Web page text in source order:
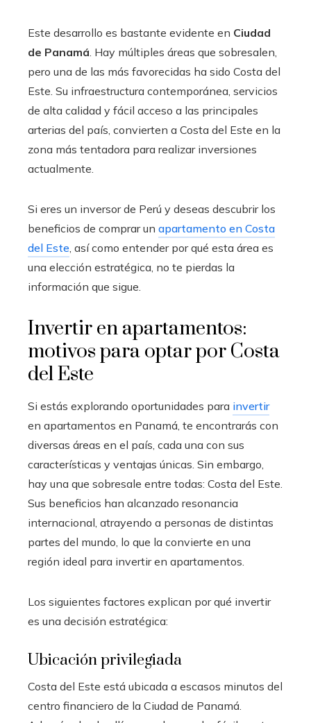
Este desarrollo es bastante evidente en Ciudad
de Panamá . Hay múltiples áreas que sobresalen,
pero una de las más favorecidas ha sido Costa del
Este. Su infraestructura contemporánea, servicios
de alta calidad y fácil acceso a las principales
arterias del país, convierten a Costa del Este en la
zona más tentadora para realizar inversiones
actualmente.
Si eres un inversor de Perú y deseas descubrir los
beneficios de comprar un apartamento en Costa
del Este , así como entender por qué esta área es
una elección estratégica, no te pierdas la
información que sigue.
Invertir en apartamentos:
motivos para optar por Costa
del Este
Si estás explorando oportunidades para invertir
en apartamentos en Panamá, te encontrarás con
diversas áreas en el país, cada una con sus
características y ventajas únicas. Sin embargo,
hay una que sobresale entre todas: Costa del Este.
Sus beneficios han alcanzado resonancia
internacional, atrayendo a personas de distintas
partes del mundo, lo que la convierte en una
región ideal para invertir en apartamentos.
Los siguientes factores explican por qué invertir
es una decisión estratégica:
Ubicación privilegiada
Costa del Este está ubicada a escasos minutos del
centro financiero de la Ciudad de Panamá.